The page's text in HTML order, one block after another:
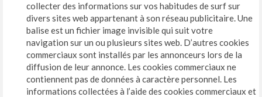
collecter des informations sur vos habitudes de surf sur
divers sites web appartenant à son réseau publicitaire. Une
balise est un fichier image invisible qui suit votre
navigation sur un ou plusieurs sites web. D’autres cookies
commerciaux sont installés par les annonceurs lors de la
diffusion de leur annonce. Les cookies commerciaux ne
contiennent pas de données à caractère personnel. Les
informations collectées à l’aide des cookies commerciaux et